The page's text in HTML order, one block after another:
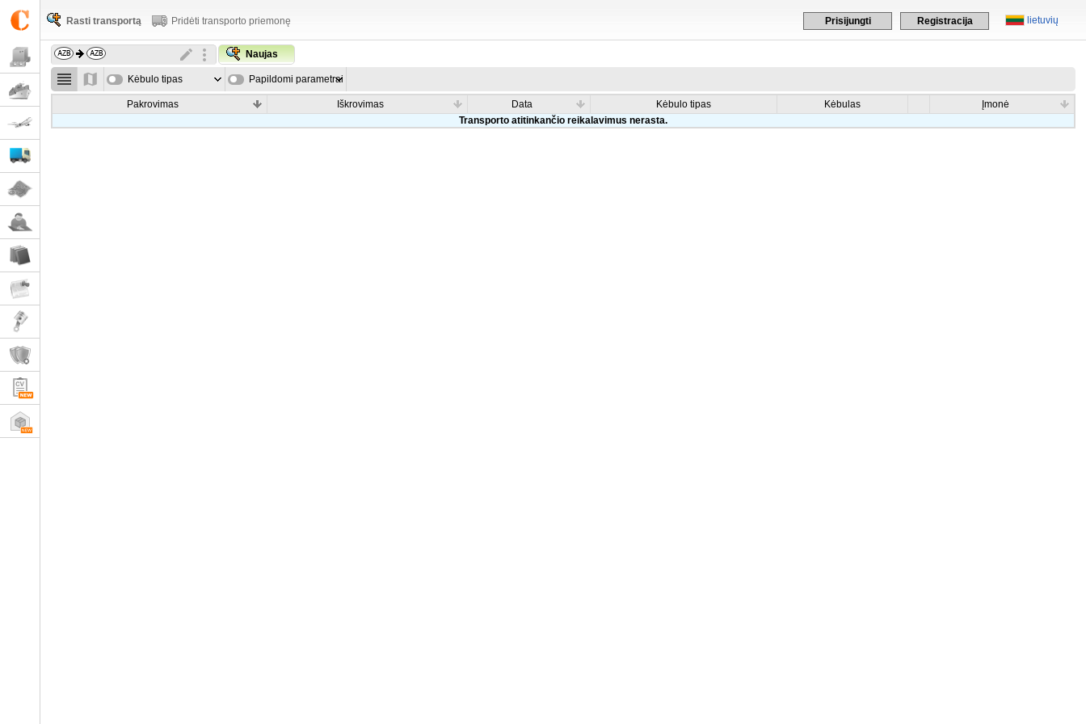
lietuvių
Prisijungti Registracija
Rasti transportą Pridėti transporto priemonę
Naujas
Kėbulo tipas Papildomi parametrai
Pakrovimas Iškrovimas Data Kėbulo tipas Kėbulas
Įmonė
Transporto atitinkančio reikalavimus nerasta.